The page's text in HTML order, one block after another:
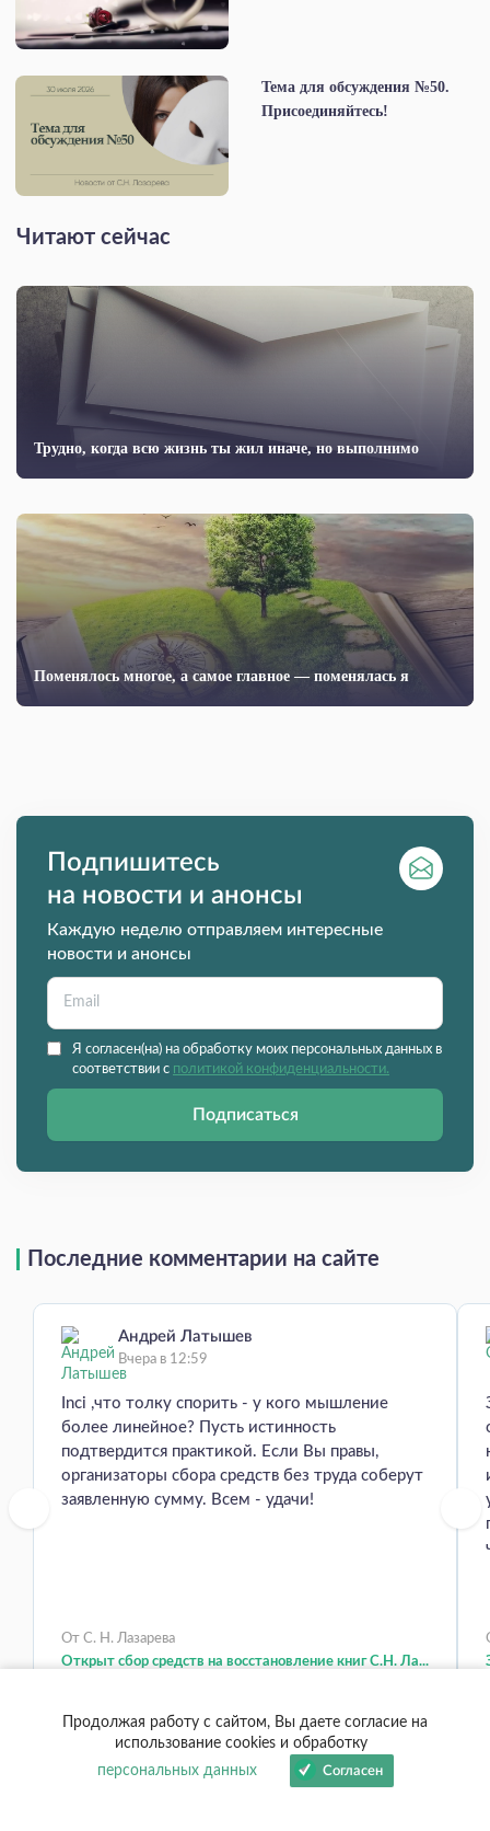
Тема для обсуждения №50.
Присоединяйтесь!
Читают сейчас
Трудно, когда всю жизнь ты жил иначе, но выполнимо
Поменялось многое, а самое главное — поменялась я
Подпишитесь
на новости и анонсы
Каждую неделю отправляем интересные
новости и анонсы
Я согласен(на) на обработку моих персональных данных в
соответствии с политикой конфиденциальности.
Подписаться
Последние комментарии на сайте
Андрей Латышев
Вчера в 12:59
Inci ,что толку спорить - у кого мышление
более линейное? Пусть истинность
подтвердится практикой. Если Вы правы,
организаторы сбора средств без труда соберут
заявленную сумму. Всем - удачи!
От С. Н. Лазарева
Открыт сбор средств на восстановление книг С.Н. Ла...
Продолжая работу с сайтом, Вы даете согласие на
использование cookies и обработку
персональных данных
Согласен